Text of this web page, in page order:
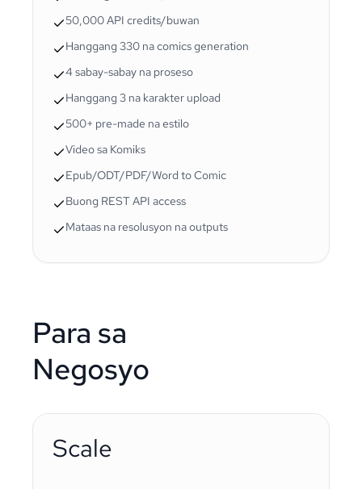
50,000 API credits/buwan
Hanggang 330 na comics generation
4 sabay-sabay na proseso
Hanggang 3 na karakter upload
500+ pre-made na estilo
Video sa Komiks
Epub/ODT/PDF/Word to Comic
Buong REST API access
Mataas na resolusyon na outputs
Para sa
Negosyo
Scale